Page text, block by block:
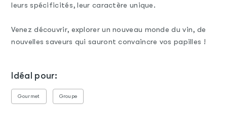
leurs spécificités, leur caractère unique.
Venez découvrir, explorer un nouveau monde du vin, de
nouvelles saveurs qui sauront convaincre vos papilles !
Idéal pour:
Gourmet Groupe